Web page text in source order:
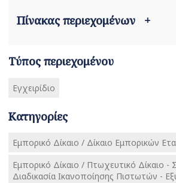
Πίνακας περιεχομένων +
Τύπος περιεχομένου
Εγχειρίδιο
Κατηγορίες
Εμπορικό Δίκαιο / Δίκαιο Εμπορικών
Εμπορικό Δίκαιο / Πτωχευτικό Δίκαιο -
Διαδικασία Ικανοποίησης Πιστωτών -